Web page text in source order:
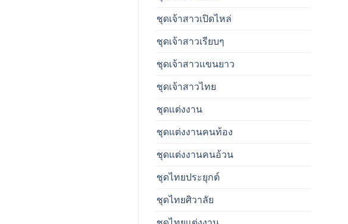
ชุดเจ้าสาวเปิดไหล่
ชุดเจ้าสาวเรียบๆ
ชุดเจ้าสาวเเขนยาว
ชุดเจ้าสาวไทย
ชุดแต่งงาน
ชุดแต่งงานคนท้อง
ชุดแต่งงานคนอ้วน
ชุดไทยประยุกต์
ชุดไทยศิวาลัย